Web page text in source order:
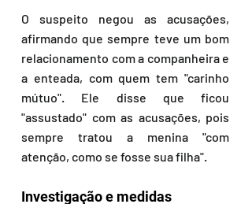
O suspeito negou as acusações,
afirmando que sempre teve um bom
relacionamento com a companheira e
a enteada, com quem tem "carinho
mútuo". Ele disse que ficou
"assustado" com as acusações, pois
sempre tratou a menina "com
atenção, como se fosse sua filha".
Investigação e medidas